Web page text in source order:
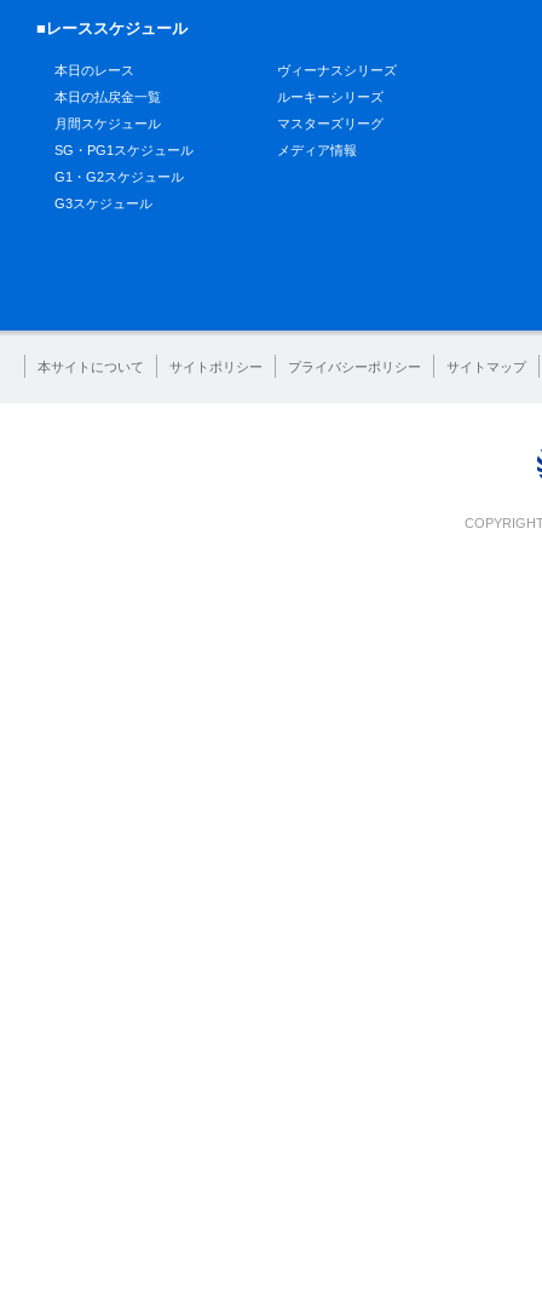
■レーススケジュール
本日のレース
本日の払戻金一覧
月間スケジュール
SG・PG1スケジュール
G1・G2スケジュール
G3スケジュール
ヴィーナスシリーズ
ルーキーシリーズ
マスターズリーグ
メディア情報
本サイトについて サイトポリシー プライバシーポリシー サイトマップ